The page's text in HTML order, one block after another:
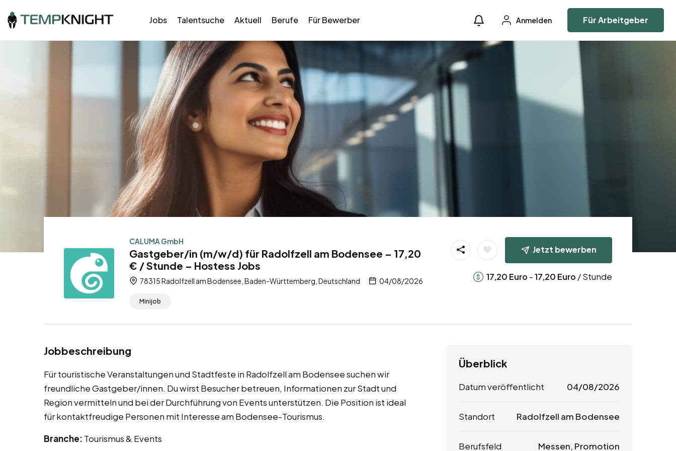
Jobs Talentsuche Aktuell Berufe Für Bewerber Anmelden Für Arbeitgeber
CALUMA GmbH
Gastgeber/in (m/w/d) für Radolfzell am Bodensee – 17,20
€ / Stunde – Hostess Jobs
78315 Radolfzell am Bodensee, Baden-Württemberg, Deutschland 04/08/2026
Minijob
Jetzt bewerben
17,20 Euro -17,20 Euro / Stunde
Jobbeschreibung
Für touristische Veranstaltungen und Stadtfeste in Radolfzell am Bodensee suchen wir
freundliche Gastgeber/innen. Du wirst Besucher betreuen, Informationen zur Stadt und
Region vermitteln und bei der Durchführung von Events unterstützen. Die Position ist ideal
für kontaktfreudige Personen mit Interesse am Bodensee-Tourismus.
Branche: Tourismus & Events
Überblick
Datum veröffentlicht 04/08/2026
Standort Radolfzell am Bodensee
Berufsfeld Messen, Promotion